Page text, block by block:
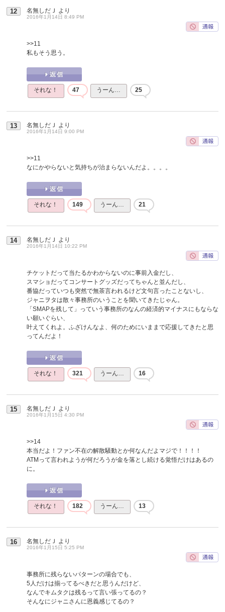
12 名無しだＪ より
2016年1月14日 8:49 PM
>>11
私もそう思う。
それな！ 47 うーん… 25
13 名無しだＪ より
2016年1月14日 9:00 PM
>>11
なにかやらないと気持ちが治まらないんだよ。。。。
それな！ 149 うーん… 21
14 名無しだＪ より
2016年1月14日 10:22 PM
チケットだって当たるかわからないのに事前入金だし、
スマショだってコンサートグッズだってちゃんと並んだし、
番協だっていつも突然で無茶言われるけど文句言ったことないし、
ジャニヲタは散々事務所のいうことを聞いてきたじゃん。
「SMAPを残して」っていう事務所のなんの経済的マイナスにもならな
い願いぐらい、
叶えてくれよ。ふざけんなよ、何のためにいままで応援してきたと思
ってんだよ！
それな！ 321 うーん… 16
15 名無しだＪ より
2016年1月15日 4:30 PM
>>14
本当だよ！ファン不在の解散騒動とか何なんだよマジで！！！！
ATMって言われようが何だろうが金を落とし続ける覚悟だけはあるの
に。
それな！ 182 うーん… 13
16 名無しだＪ より
2016年1月15日 5:25 PM
事務所に残らないパターンの場合でも、
5人だけは揃ってるべきだと思うんだけど、
なんでキムタクは残るって言い張ってるの？
そんなにジャニさんに恩義感じてるの？